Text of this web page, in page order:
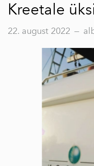
Kreetale
22. august 2022 —